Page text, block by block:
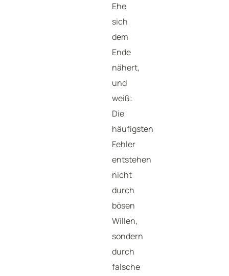
Ehe
sich
dem
Ende
nähert,
und
weiß:
Die
häufigsten
Fehler
entstehen
nicht
durch
bösen
Willen,
sondern
durch
falsche